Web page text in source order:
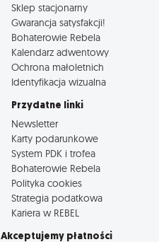
Sklep stacjonarny
Gwarancja satysfakcji!
Bohaterowie Rebela
Kalendarz adwentowy
Ochrona małoletnich
Identyfikacja wizualna
Przydatne linki
Newsletter
Karty podarunkowe
System PDK i trofea
Bohaterowie Rebela
Polityka cookies
Strategia podatkowa
Kariera w REBEL
Akceptujemy płatności